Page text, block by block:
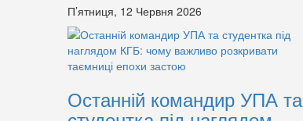
П’ятниця, 12 Червня 2026
Останній командир УПА та